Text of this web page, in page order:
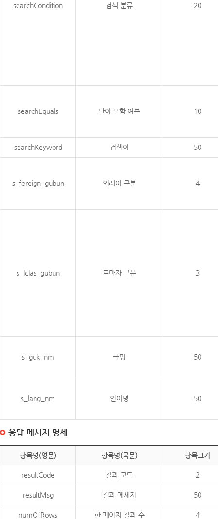
searchCondition 검색 분류 20
searchEquals 단어 포함 여부 10
searchKeyword 검색어 50
s_foreign_gubun 외래어 구분 4
s_lclas_gubun 로마자 구분 3
s_guk_nm 국명 50
s_lang_nm 언어명 50
응답 메시지 명세
항목명(영문) 항목명(국문) 항목크기
resultCode 결과 코드 2
resultMsg 결과 메세지 50
numOfRows 한 페이지 결과 수 4